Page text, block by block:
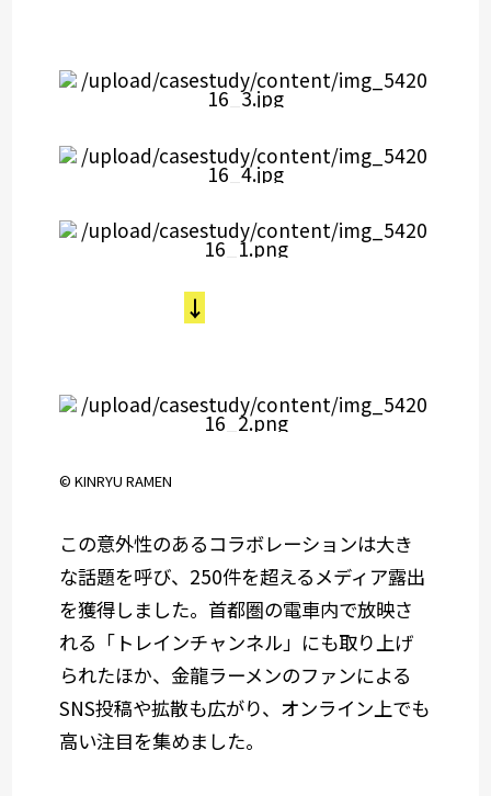
↓
© KINRYU RAMEN
この意外性のあるコラボレーションは大き
な話題を呼び、250件を超えるメディア露出
を獲得しました。首都圏の電車内で放映さ
れる「トレインチャンネル」にも取り上げ
られたほか、金龍ラーメンのファンによる
SNS投稿や拡散も広がり、オンライン上でも
高い注目を集めました。